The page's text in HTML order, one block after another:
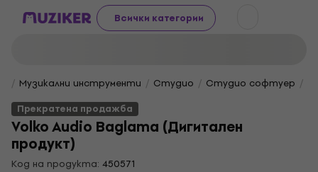
Всички категории
Музикални инструменти Студио Студио софтуер
Прекратена продажба
Volko Audio Baglama (Дигитален
продукт)
Код на продукта: 450571